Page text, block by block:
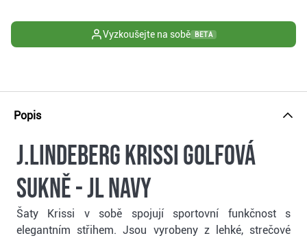
Vyzkoušejte na sobě BETA
Popis
J.Lindeberg Krissi golfová
sukně - JL Navy
Šaty Krissi v sobě spojují sportovní funkčnost s
elegantním střihem. Jsou vyrobeny z lehké, strečové